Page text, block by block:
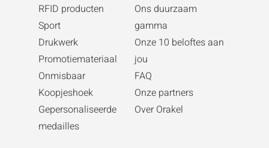
RFID producten
Sport
Drukwerk
Promotiemateriaal
Onmisbaar
Koopjeshoek
Gepersonaliseerde
medailles
Ons duurzaam
gamma
Onze 10 beloftes aan
jou
FAQ
Onze partners
Over Orakel